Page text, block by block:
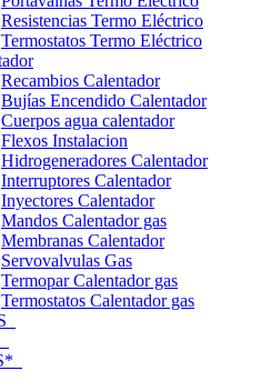
Resistencias Termo Eléctrico
Termostatos Termo Eléctrico
Recambios Calentador
Bujías Encendido Calentador
Cuerpos agua calentador
Flexos Instalacion
Hidrogeneradores Calentador
Interruptores Calentador
Inyectores Calentador
Mandos Calentador gas
Membranas Calentador
Servovalvulas Gas
Termopar Calentador gas
Termostatos Calentador gas